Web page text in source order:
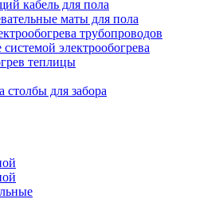
кабель для пола
маты для пола
трубопроводов
электрообогрева
теплицы
столбы для забора